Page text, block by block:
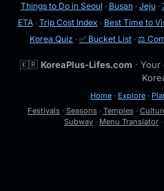
Things to Do in Seoul · Busan· Jeju·
ETA· Trip Cost Index · Best Time to
Korea Quiz · ✅ Bucket List · ⚖️
🇰🇷 KoreaPlus-Lifes.com ·
Home · Explore ·
Festivals· Seasons· Temples·
Subway · Menu Translator ·